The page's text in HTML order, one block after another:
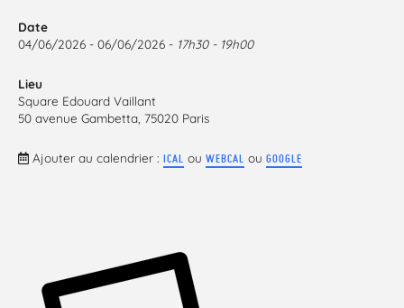
Date
04/06/2026 - 06/06/2026 - 17h30 - 19h00
Lieu
Square Edouard Vaillant
50 avenue Gambetta, 75020 Paris
Ajouter au calendrier : ICAL ou WEBCAL ou GOOGLE